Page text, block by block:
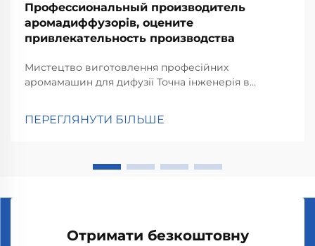
Профессиональный производитель
аромадиффузорів, оцените
привлекательность производства
Мистецтво виготовлення професійних
аромамашин для дифузії Точна інженерія в
якісних систем аромадифузії, щоб забезпечити
ПЕРЕГЛЯНУТИ БІЛЬШЕ
Отримати безкоштовну